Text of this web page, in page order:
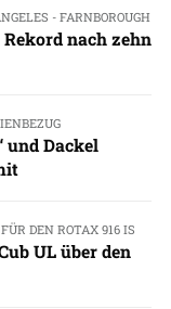
- FARNBOROUGH
nach zehn
und Dackel
DEN ROTAX 916 IS
UL über den